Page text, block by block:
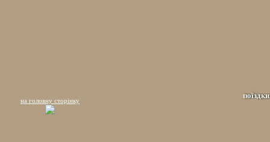
поїздки
на головну сторінку